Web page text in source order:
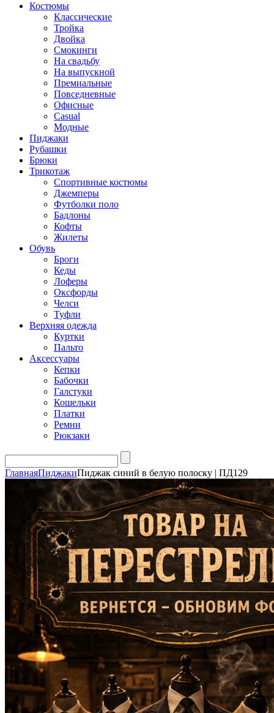
Костюмы
Классические
Тройка
Двойка
Смокинги
На свадьбу
На выпускной
Премиальные
Повседневные
Офисные
Casual
Модные
Пиджаки
Рубашки
Брюки
Трикотаж
Спортивные костюмы
Джемперы
Футболки поло
Бадлоны
Кофты
Жилеты
Обувь
Броги
Кеды
Лоферы
Оксфорды
Челси
Туфли
Верхняя одежда
Куртки
Пальто
Аксессуары
Кепки
Бабочки
Галстуки
Кошельки
Платки
Ремни
Рюкзаки
ГлавнаяПиджакиПиджак синий в белую полоску | ПД129